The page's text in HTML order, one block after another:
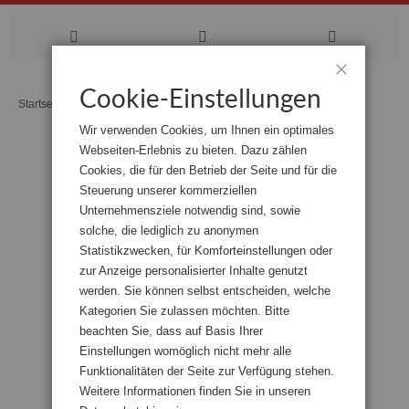
Startseite Freie Hansestadt Bremen
Cookie-Einstellungen
Wir verwenden Cookies, um Ihnen ein optimales
Webseiten-Erlebnis zu bieten. Dazu zählen
Cookies, die für den Betrieb der Seite und für die
Steuerung unserer kommerziellen
Unternehmensziele notwendig sind, sowie
solche, die lediglich zu anonymen
Statistikzwecken, für Komforteinstellungen oder
zur Anzeige personalisierter Inhalte genutzt
werden. Sie können selbst entscheiden, welche
Kategorien Sie zulassen möchten. Bitte
beachten Sie, dass auf Basis Ihrer
Einstellungen womöglich nicht mehr alle
Funktionalitäten der Seite zur Verfügung stehen.
Weitere Informationen finden Sie in unseren